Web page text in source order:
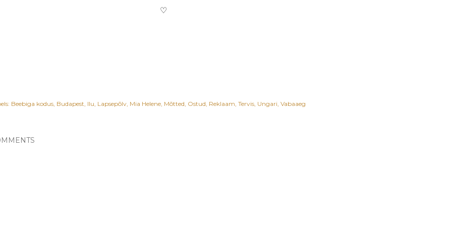
♡
Beebiga kodus Budapest Ilu Lapsepõlv Mia Helene Mõtted Ostud Reklaam Tervis Ungari Vabaaeg